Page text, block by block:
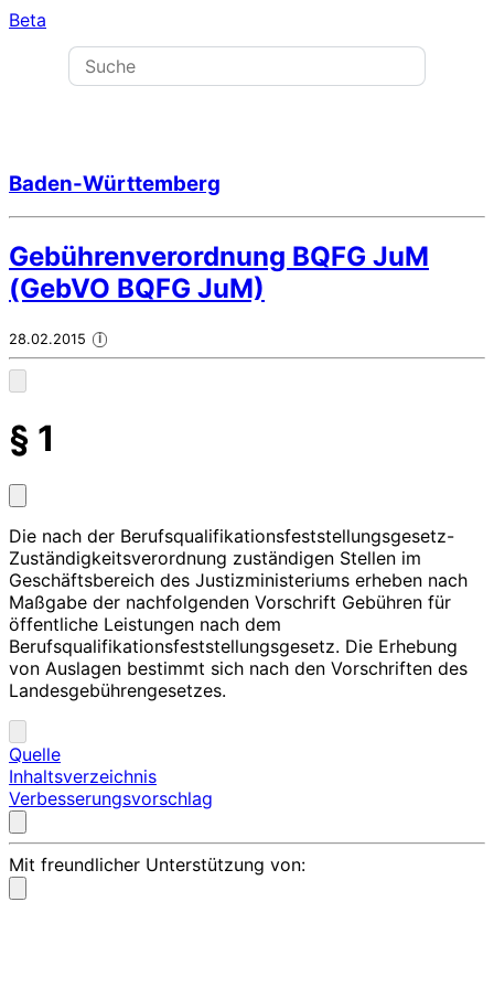
Beta
Baden-Württemberg
Gebührenverordnung BQFG JuM
(GebVO BQFG JuM)
28.02.2015 i
§ 1
Die nach der Berufsqualifikationsfeststellungsgesetz-
Zuständigkeitsverordnung zuständigen Stellen im
Geschäftsbereich des Justizministeriums erheben nach
Maßgabe der nachfolgenden Vorschrift Gebühren für
öffentliche Leistungen nach dem
Berufsqualifikationsfeststellungsgesetz. Die Erhebung
von Auslagen bestimmt sich nach den Vorschriften des
Landesgebührengesetzes.
Quelle
Inhaltsverzeichnis
Verbesserungsvorschlag
Mit freundlicher Unterstützung von: